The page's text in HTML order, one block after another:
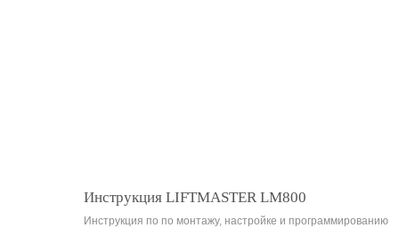
Инструкция LIFTMASTER LM800
Инструкция по по монтажу, настройке и программированию